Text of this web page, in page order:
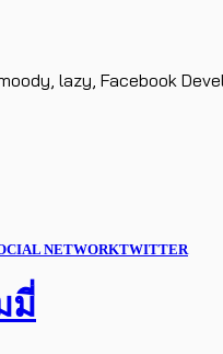
lazy, Facebook
NETWORKTWITTER
มี่